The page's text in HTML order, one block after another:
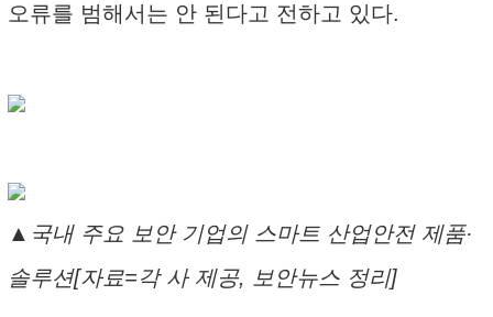
오류를 범해서는 안 된다고 전하고 있다.
▲국내 주요 보안 기업의 스마트 산업안전 제품·
솔루션[자료=각 사 제공, 보안뉴스 정리]